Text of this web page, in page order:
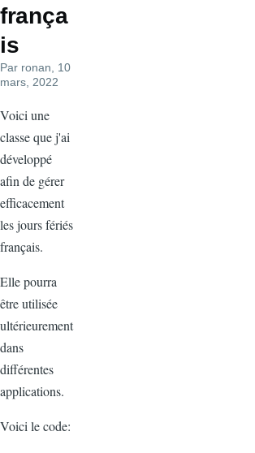
frança
is
Par ronan , 10
mars, 2022
Voici une
classe que j'ai
développé
afin de gérer
efficacement
les jours fériés
français.
Elle pourra
être utilisée
ultérieurement
dans
différentes
applications.
Voici le code: